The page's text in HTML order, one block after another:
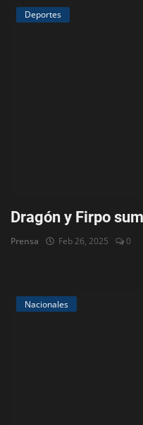
Deportes
Dragón y Firpo
Prensa Feb 26, 2025 0
Nacionales